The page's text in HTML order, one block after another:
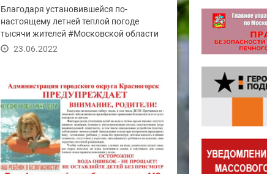
Благодаря установившейся по-
настоящему летней теплой погоде
тысячи жителей #Московской области
захотят провести...
23.06.2022